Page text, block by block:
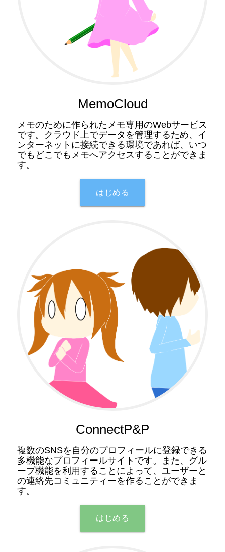
MemoCloud
メモのために作られたメモ専用のWebサービス
です。クラウド上でデータを管理するため、イ
ンターネットに接続できる環境であれば、いつ
でもどこでもメモへアクセスすることができま
す。
はじめる
ConnectP&P
複数のSNSを自分のプロフィールに登録できる
多機能なプロフィールサイトです。また、グル
ープ機能を利用することによって、ユーザーと
の連絡先コミュニティーを作ることができま
す。
はじめる